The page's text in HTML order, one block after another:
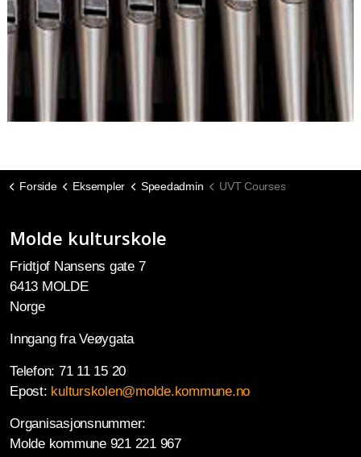
Forside Eksempler Speedadmin UVT Courses
Molde kulturskole
Fridtjof Nansens gate 7
6413 MOLDE
Norge
Inngang fra Veøygata
Telefon: 71 11 15 20
Epost: kulturskolen@molde.kommune.no
Organisasjonsnummer:
Molde kommune 921 221 967